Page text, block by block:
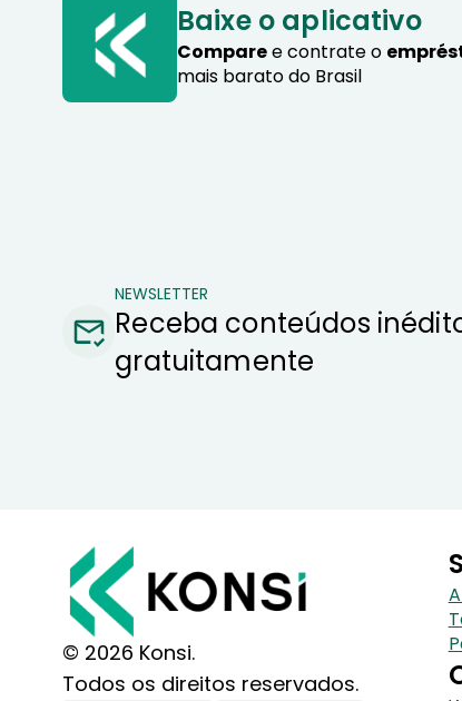
Baixe o aplicativo
Comparee contrate o
mais barato do Brasil
NEWSLETTER
Receba conteúdos
gratuitamente
© 2026 Konsi.
Todos os direitos reservados.